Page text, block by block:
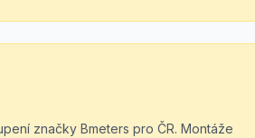
značky Bmeters pro ČR. Montáže